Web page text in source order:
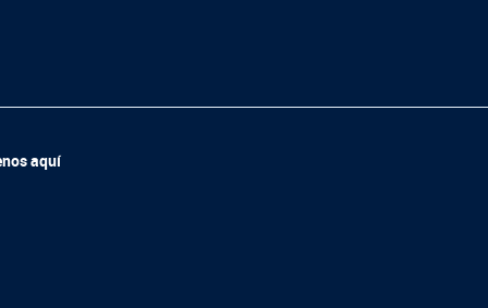
aquí